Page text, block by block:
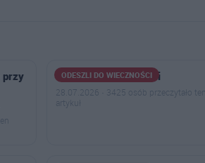
przy
ODESZLI DO WIECZNOŚCI
Odeszli do wieczności
28.07.2026 · 3425 osób przeczytało ten
artykuł